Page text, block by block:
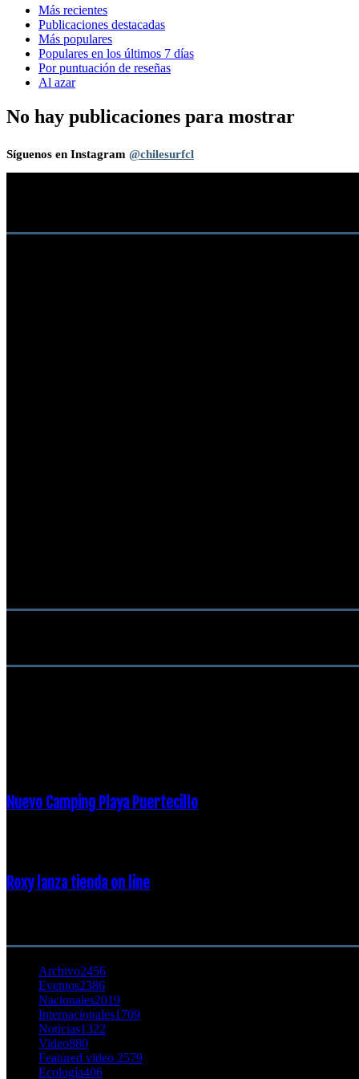
Más recientes
Publicaciones destacadas
Más populares
Populares en los últimos 7 días
Por puntuación de reseñas
Al azar
No hay publicaciones para mostrar
Síguenos en Instagram @chilesurfcl
Nuevo Camping Playa Puertecillo
Roxy lanza tienda on line
Archivo2456
Eventos2386
Nacionales2019
Internacionales1709
Noticias1322
Video880
Featured video 2579
Ecología406